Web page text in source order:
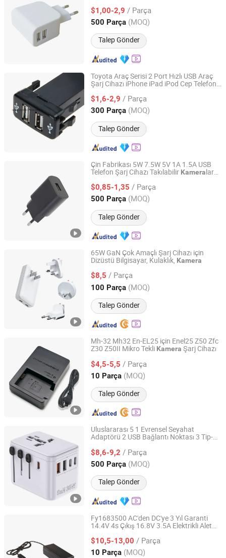
$1,00-2,9 / Parça
500 Parça (MOQ)
Talep Gönder
Zhejiang, China Fiyat 2006
Toyota Araç Serisi 2 Port Hızlı USB Araç
Şarj Cihazı iPhone iPad iPod Cep Telefonu
$1,6-2,9 / Parça
300 Parça (MOQ)
Talep Gönder
Dongguan Maiyu Electronics Co., Ltd.
Guangdong, China Fiyat 2015
Çin Fabrikası 5W 7.5W 5V 1A 1.5A USB
Telefon Şarj Cihazı Takılabilir Kameralar
Isıtıcıları Dijital Termometreler Taşınabilir
Ses Kaydedicileri
$0,85-1,35 / Parça
500 Parça (MOQ)
Talep Gönder
Shenzhen Langbo Technology Co., Ltd.
Guangdong, China Fiyat 2024
65W GaN Çok Amaçlı Şarj Cihazı için
Dizüstü Bilgisayar, Kulaklık, Kamera
$8,5 / Parça
100 Parça (MOQ)
Talep Gönder
Seemarket Technology Co., Ltd.
Guangdong, China Fiyat 2025
Mh-32 Mh32 En-EL25 için Enel25 Z50 Zfc
Z30 Z50II Mikro Tekli Kamera Şarj Cihazı
$4,5-5,5 / Parça
10 Parça (MOQ)
Talep Gönder
Guangzhou Rontto Trading Co., Ltd
Guangdong, China Fiyat 2025
Uluslararası 5 1 Evrensel Seyahat
Adaptörü 2 USB Bağlantı Noktası 3 Tip-C
Tablet Duvar Şarj Cihazı
$8,6-9,2 / Parça
500 Parça (MOQ)
Talep Gönder
Taizhou Lantiger Travelware Co., Ltd.
Zhejiang, China Fiyat 2021
Fy1683500 AC'den DC'ye 3 Yıl Garanti
14.4V 4s Çıkış 16.8V 3.5A Elektrikli Alet
$10,5-13,00 / Parça
10 Parça (MOQ)
Fuyuan Electronic Co., Ltd.
Guangdong, China Fiyat 2011